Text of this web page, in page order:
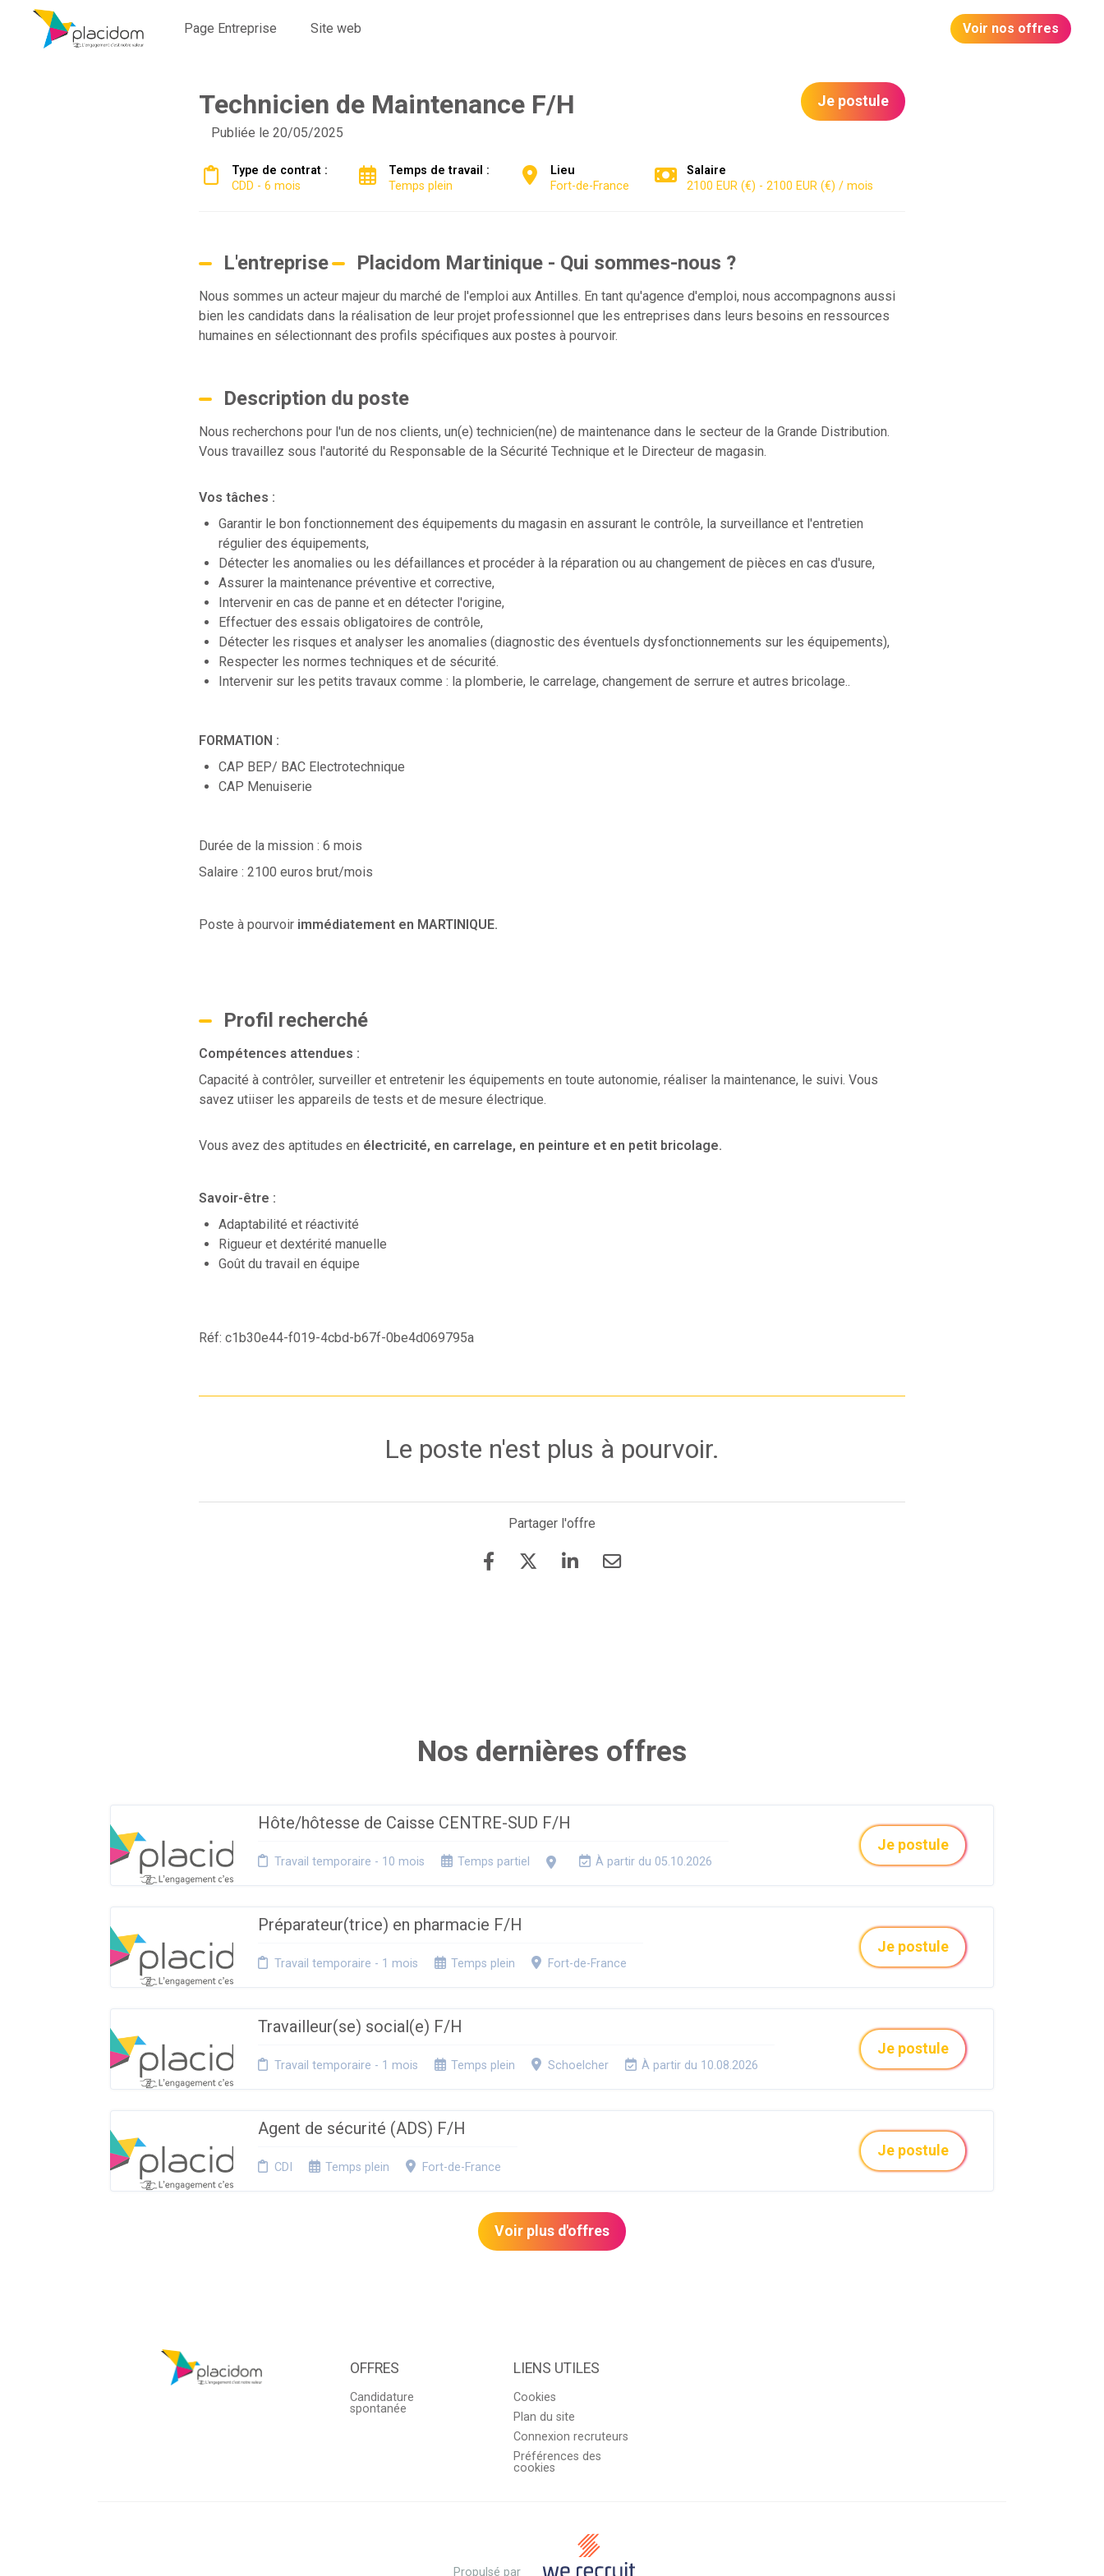
Page Entreprise Site web Voir nos offres
Technicien de Maintenance F/H Je postule
Publiée le 20/05/2025
Type de contrat :
CDD - 6 mois
Temps de travail :
Temps plein
Lieu
Fort-de-France
Salaire
2100 EUR (€) - 2100 EUR (€) / mois
L'entreprise Placidom Martinique - Qui sommes-nous ?
Nous sommes un acteur majeur du marché de l'emploi aux Antilles. En tant qu'agence d'emploi, nous accompagnons aussi
bien les candidats dans la réalisation de leur projet professionnel que les entreprises dans leurs besoins en ressources
humaines en sélectionnant des profils spécifiques aux postes à pourvoir.
Description du poste
Nous recherchons pour l'un de nos clients, un(e) technicien(ne) de maintenance dans le secteur de la Grande Distribution.
Vous travaillez sous l'autorité du Responsable de la Sécurité Technique et le Directeur de magasin.
Vos tâches :
Garantir le bon fonctionnement des équipements du magasin en assurant le contrôle, la surveillance et l'entretien
régulier des équipements,
Détecter les anomalies ou les défaillances et procéder à la réparation ou au changement de pièces en cas d'usure,
Assurer la maintenance préventive et corrective,
Intervenir en cas de panne et en détecter l'origine,
Effectuer des essais obligatoires de contrôle,
Détecter les risques et analyser les anomalies (diagnostic des éventuels dysfonctionnements sur les équipements),
Respecter les normes techniques et de sécurité.
Intervenir sur les petits travaux comme : la plomberie, le carrelage, changement de serrure et autres bricolage..
FORMATION :
CAP BEP/ BAC Electrotechnique
CAP Menuiserie
Durée de la mission : 6 mois
Salaire : 2100 euros brut/mois
Poste à pourvoirimmédiatement en MARTINIQUE.
Profil recherché
Compétences attendues :
Capacité à contrôler, surveiller et entretenir les équipements en toute autonomie, réaliser la maintenance, le suivi. Vous
savez utiiser les appareils de tests et de mesure électrique.
Vous avez des aptitudes en électricité, en carrelage, en peinture et en petit bricolage.
Savoir-être :
Adaptabilité et réactivité
Rigueur et dextérité manuelle
Goût du travail en équipe
Réf: c1b30e44-f019-4cbd-b67f-0be4d069795a
Le poste n'est plus à pourvoir.
Partager l'offre
Nos dernières offres
Hôte/hôtesse de Caisse CENTRE-SUD F/H
Travail temporaire - 10 mois Temps partiel À partir du 05.10.2026
Je postule
Préparateur(trice) en pharmacie F/H
Travail temporaire - 1 mois Temps plein Fort-de-France
Je postule
Travailleur(se) social(e) F/H
Travail temporaire - 1 mois Temps plein Schoelcher À partir du 10.08.2026
Je postule
Agent de sécurité (ADS) F/H
CDI Temps plein Fort-de-France
Je postule
Voir plus d'offres
OFFRES
Candidature
spontanée
LIENS UTILES
Cookies
Plan du site
Connexion recruteurs
Préférences des
cookies
Propulsé par